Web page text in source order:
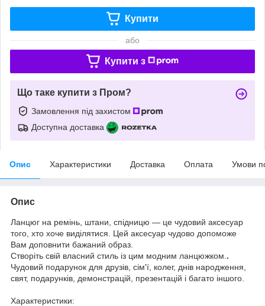
Купити
або
Купити з
Що таке купити з Пром?
Замовлення під захистом
Доступна доставка
Опис Характеристики Доставка Оплата Умови
Опис
Ланцюг на ремінь, штани, спідницю — це чудовий аксесуар
того, хто хоче виділятися. Цей аксесуар чудово допоможе
Вам доповнити бажаний образ.
Створіть свій власний стиль із цим модним ланцюжком. .
Чудовий подарунок для друзів, сім'ї, колег, днів народження,
свят, подарунків, демонстрацій, презентацій і багато іншого.
Характеристики: